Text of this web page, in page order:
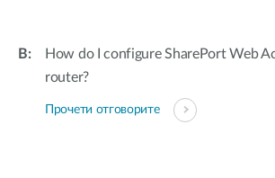
How do I configure SharePort Web
router?
Прочети отговорите